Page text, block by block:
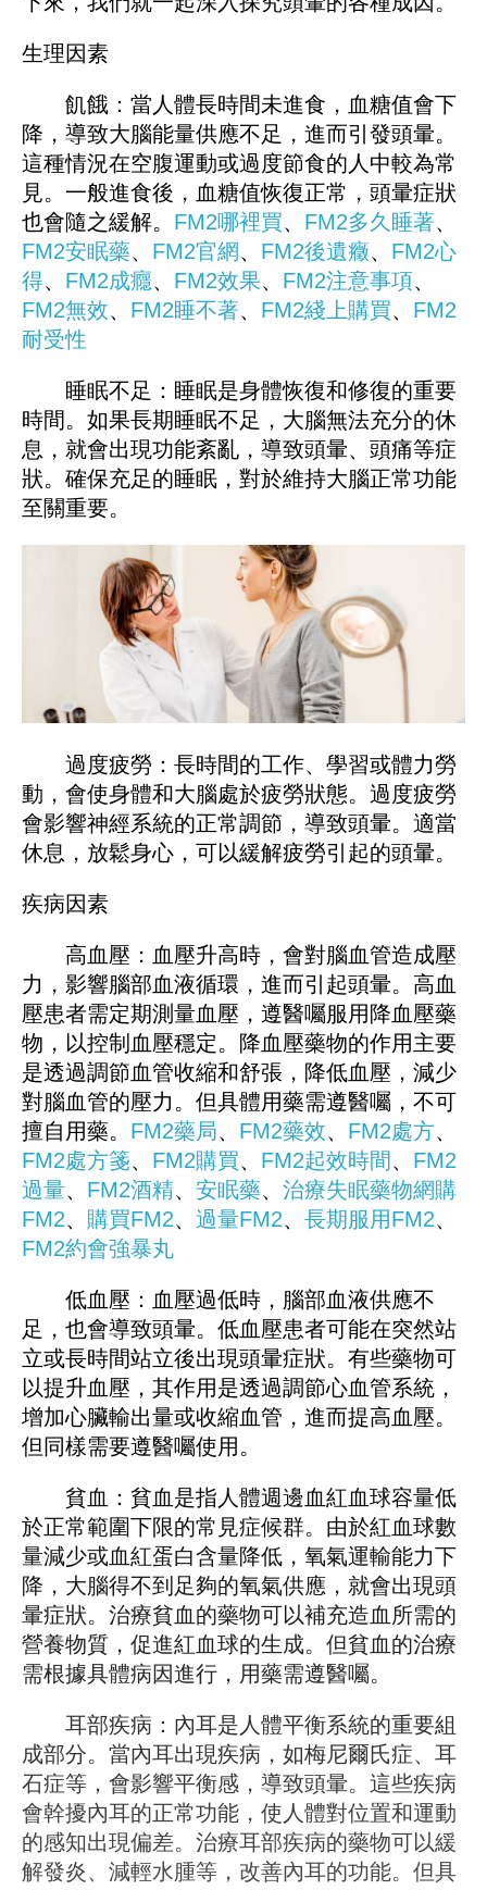
生理因素
飢餓：當人體長時間未進食，血糖值會下
降，導致大腦能量供應不足，進而引發頭暈。
這種情況在空腹運動或過度節食的人中較為常
見。一般進食後，血糖值恢復正常，頭暈症狀
也會隨之緩解。 FM2哪裡買、 FM2多久睡著、
FM2安眠藥、 FM2官網、 FM2後遺癥、 FM2心
得、 FM2成癮、 FM2效果、 FM2注意事項、
FM2無效、 FM2睡不著、 FM2綫上購買、 FM2
耐受性
睡眠不足：睡眠是身體恢復和修復的重要
時間。如果長期睡眠不足，大腦無法充分的休
息，就會出現功能紊亂，導致頭暈、頭痛等症
狀。確保充足的睡眠，對於維持大腦正常功能
至關重要。
過度疲勞：長時間的工作、學習或體力勞
動，會使身體和大腦處於疲勞狀態。過度疲勞
會影響神經系統的正常調節，導致頭暈。適當
休息，放鬆身心，可以緩解疲勞引起的頭暈。
疾病因素
高血壓：血壓升高時，會對腦血管造成壓
力，影響腦部血液循環，進而引起頭暈。高血
壓患者需定期測量血壓，遵醫囑服用降血壓藥
物，以控制血壓穩定。降血壓藥物的作用主要
是透過調節血管收縮和舒張，降低血壓，減少
對腦血管的壓力。但具體用藥需遵醫囑，不可
擅自用藥。 FM2藥局、 FM2藥效、 FM2處方、
FM2處方箋、 FM2購買、 FM2起效時間、 FM2
過量、 FM2酒精、 安眠藥、 治療失眠藥物網購
FM2、 購買FM2、 過量FM2、 長期服用FM2、
FM2約會強暴丸
低血壓：血壓過低時，腦部血液供應不
足，也會導致頭暈。低血壓患者可能在突然站
立或長時間站立後出現頭暈症狀。有些藥物可
以提升血壓，其作用是透過調節心血管系統，
增加心臟輸出量或收縮血管，進而提高血壓。
但同樣需要遵醫囑使用。
貧血：貧血是指人體​​週邊血紅血球容量低
於正常範圍下限的常見症候群。由於紅血球數
量減少或血紅蛋白含量降低，氧氣運輸能力下
降，大腦得不到足夠的氧氣供應，就會出現頭
暈症狀。治療貧血的藥物可以補充造血所需的
營養物質，促進紅血球的生成。但貧血的治療
需根據具體病因進行，用藥需遵醫囑。
耳部疾病：內耳是人體平衡系統的重要組
成部分。當內耳出現疾病，如梅尼爾氏症、耳
石症等，會影響平衡感，導致頭暈。這些疾病
會幹擾內耳的正常功能，使人體對位置和運動
的感知出現偏差。治療耳部疾病的藥物可以緩
解發炎、減輕水腫等，改善內耳的功能。但具